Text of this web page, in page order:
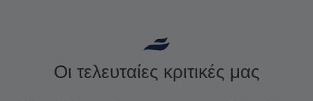
Οι τελευταίες κριτικές μας